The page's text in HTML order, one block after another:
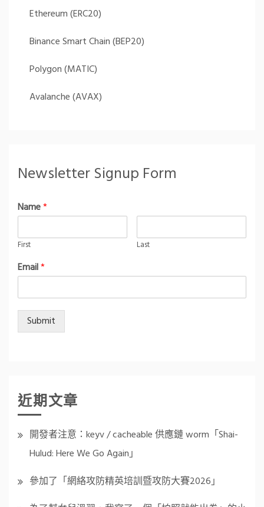
Ethereum (ERC20)
Binance Smart Chain (BEP20)
Polygon (MATIC)
Avalanche (AVAX)
Newsletter Signup Form
Name*
First Last
Email*
Submit
近期文章
開發者注意：keyv / cacheable 供應鏈 worm「Shai-
Hulud: Here We Go Again」
參加了「網絡攻防精英培訓暨攻防大賽2026」